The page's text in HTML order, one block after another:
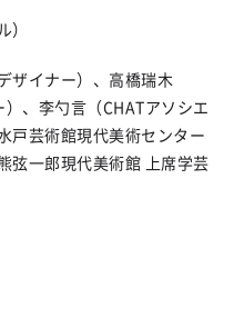
ザイナー）、高橋瑞木
）、李勺言（CHATアソシエ
戸芸術館現代美術センター
弦一郎現代美術館 上席学芸